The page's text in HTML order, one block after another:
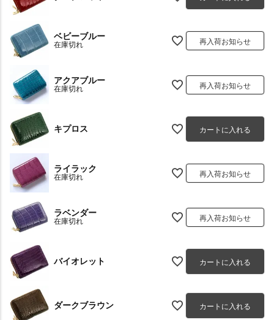
ベビーブルー
在庫切れ 再入荷お知らせ
アクアブルー
在庫切れ 再入荷お知らせ
キプロス カートに入れる
ライラック
在庫切れ 再入荷お知らせ
ラベンダー
在庫切れ 再入荷お知らせ
バイオレット カートに入れる
ダークブラウン カートに入れる